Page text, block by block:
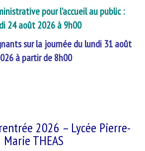
pour l’accueil au public :
24 août 2026 à 9h00
sur la journée du lundi 31 août
à partir de 8h00
2026 – Lycée Pierre-
Marie THEAS